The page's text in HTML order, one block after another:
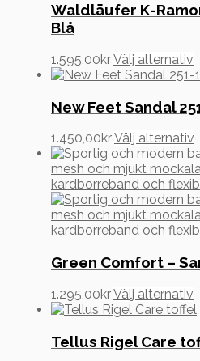
Waldläufer K-
Blå
1.595,00krVälj alternativ
New Feet Sandal
1.450,00krVälj alternativ
Green Comfort –
1.295,00krVälj alternativ
Tellus Rigel Care